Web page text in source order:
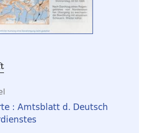
: Amtsblatt d. Deutsch